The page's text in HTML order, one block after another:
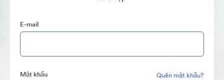
E-mail
Mật khẩu Quên mật khẩu?